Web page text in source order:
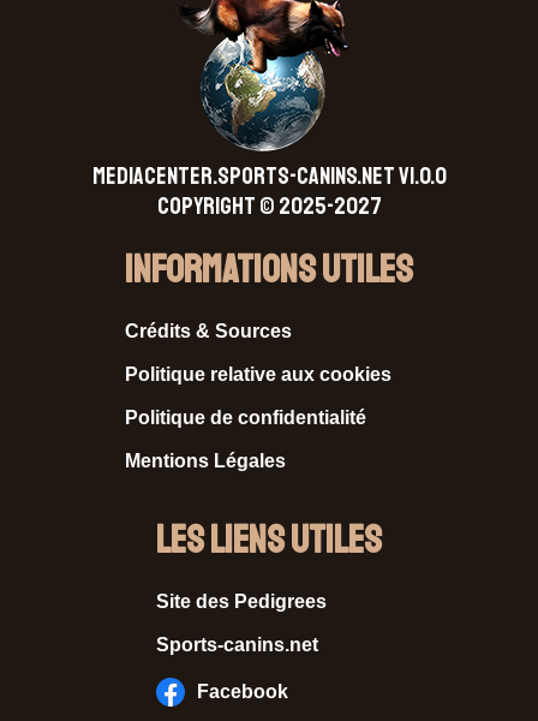
MEDIACENTER.SPORTS-CANINS.NET V1.0.0
Copyright © 2025-2027
Informations Utiles
Crédits & Sources
Politique relative aux cookies
Politique de confidentialité
Mentions Légales
Les liens utiles
Site des Pedigrees
Sports-canins.net
Facebook